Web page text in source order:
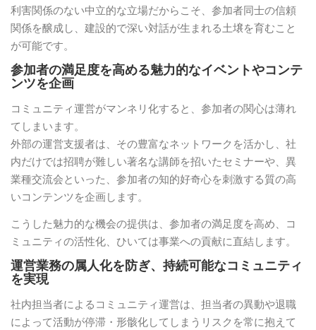
利害関係のない中立的な立場だからこそ、参加者同士の信頼
関係を醸成し、建設的で深い対話が生まれる土壌を育むこと
が可能です。
参加者の満足度を高める魅力的なイベントやコンテ
ンツを企画
コミュニティ運営がマンネリ化すると、参加者の関心は薄れ
てしまいます。
外部の運営支援者は、その豊富なネットワークを活かし、社
内だけでは招聘が難しい著名な講師を招いたセミナーや、異
業種交流会といった、参加者の知的好奇心を刺激する質の高
いコンテンツを企画します。
こうした魅力的な機会の提供は、参加者の満足度を高め、コ
ミュニティの活性化、ひいては事業への貢献に直結します。
運営業務の属人化を防ぎ、持続可能なコミュニティ
を実現
社内担当者によるコミュニティ運営は、担当者の異動や退職
によって活動が停滞・形骸化してしまうリスクを常に抱えて